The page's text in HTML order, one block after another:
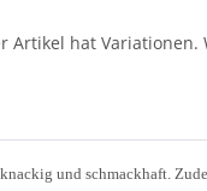
Artikel hat
und schmackhaft.